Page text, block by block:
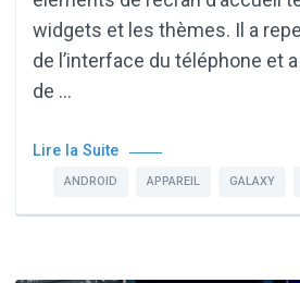
widgets et les thèmes. Il a
de l’interface du téléphone et
de …
Lire la Suite
ANDROID APPAREIL GALAXY